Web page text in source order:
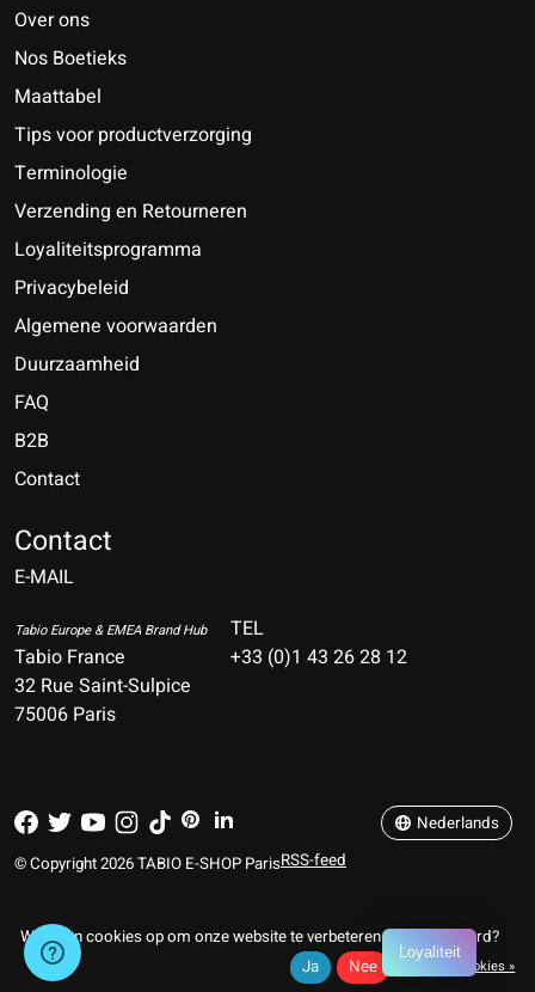
Over ons
Nos Boetieks
Maattabel
Tips voor productverzorging
Terminologie
Verzending en Retourneren
Loyaliteitsprogramma
Privacybeleid
Algemene voorwaarden
Duurzaamheid
FAQ
B2B
Contact
Contact
E-MAIL
Tabio Europe & EMEA Brand Hub
Tabio France
32 Rue Saint-Sulpice
75006 Paris
TEL
+33 (0)1 43 26 28 12
© Copyright 2026 TABIO E-SHOP ParisRSS-feed
Nederlands
Wij slaan cookies op om onze website te verbeteren. Is dat akkoord?
Ja
Nee Meer over cookies »
Loyaliteit